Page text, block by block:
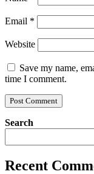
Email *
Website
Save my name,
time I comment.
Search
Recent